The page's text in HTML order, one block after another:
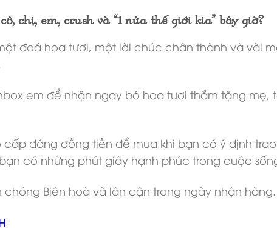
chị, em, crush và “1 nửa thế giới kia” bây giờ?
đoá hoa tươi, một lời chúc chân thành và vài
em để nhận ngay bó hoa tươi thắm tặng mẹ,
cấp đáng đồng tiền để mua khi bạn có ý định
có những phút giây hạnh phúc trong cuộc
Biên hoà và lân cận trong ngày nhận hàng.